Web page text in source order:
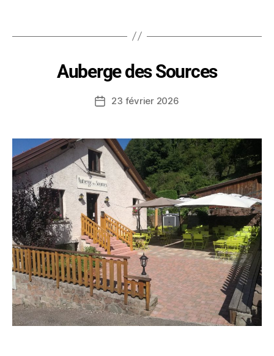
Auberge des Sources
23 février 2026